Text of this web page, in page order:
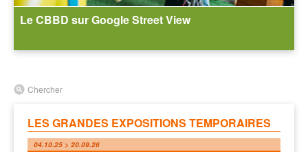
Le CBBD sur Google Street View
Chercher
LES GRANDES EXPOSITIONS TEMPORAIRES
04.10.25 > 20.09.26